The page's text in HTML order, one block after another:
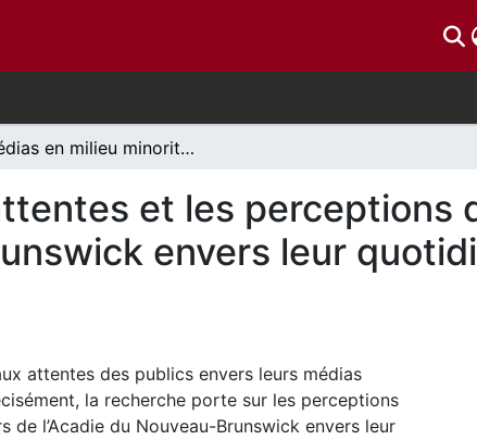
Médias en milieu minoritaire : les attentes et les perceptions des publics de l'Acadie du Nouveau-Brunswick envers leur quotidien L'Acadie Nouvelle
et les perceptions
envers leur
attentes des publics envers leurs médias
la recherche porte sur les perceptions
de l’Acadie du Nouveau-Brunswick envers leur